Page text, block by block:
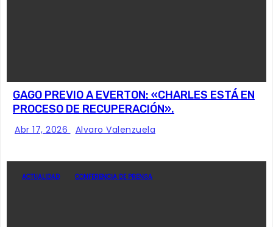
GAGO PREVIO A EVERTON: «CHARLES ESTÁ EN
PROCESO DE RECUPERACIÓN».
Abr 17, 2026 Alvaro Valenzuela
ACTUALIDAD CONFERENCIA DE PRENSA